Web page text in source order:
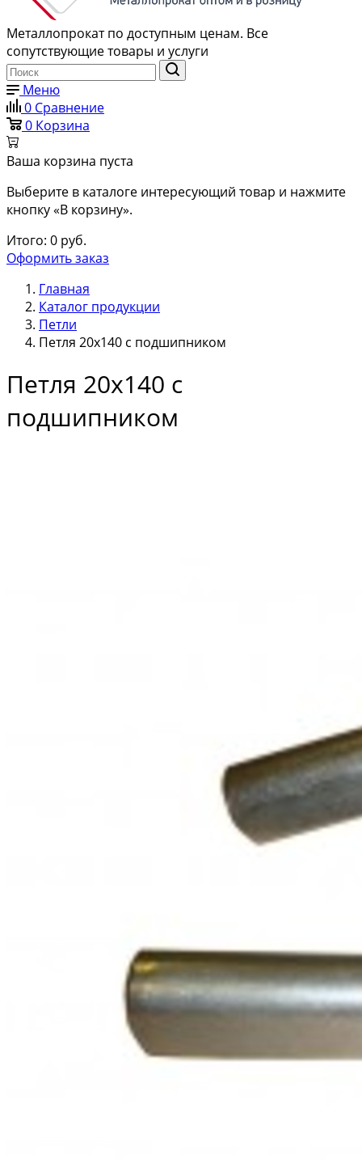
Металлопрокат по доступным ценам. Все
сопутствующие товары и услуги
Меню
0 Сравнение
0 Корзина
Ваша корзина пуста
Выберите в каталоге интересующий товар и нажмите
кнопку «В корзину».
Итого: 0 руб.
Оформить заказ
Главная
Каталог продукции
Петли
Петля 20х140 с подшипником
Петля 20х140 с
подшипником